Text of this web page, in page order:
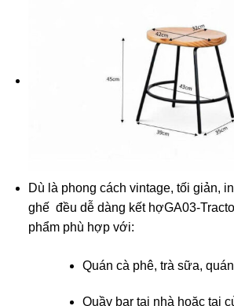
Dù là phong cách vintage, tối giản,
ghế đều dễ dàng kết hợGA03-
phẩm phù hợp với:
Quán cà phê, trà sữa,
Quầy bar tại nhà hoặc tại